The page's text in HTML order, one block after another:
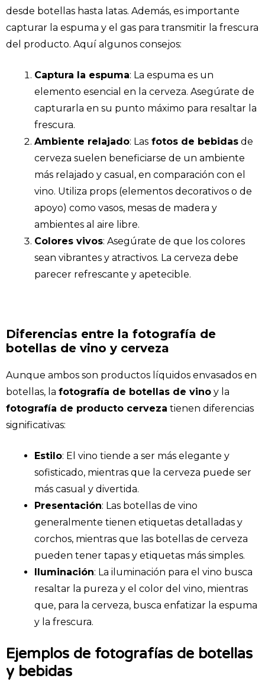
desde botellas hasta latas. Además, es importante
capturar la espuma y el gas para transmitir la frescura
del producto. Aquí algunos consejos:
Captura la espuma: La espuma es un
elemento esencial en la cerveza. Asegúrate de
capturarla en su punto máximo para resaltar la
frescura.
Ambiente relajado: Las fotos de bebidas de
cerveza suelen beneficiarse de un ambiente
más relajado y casual, en comparación con el
vino. Utiliza props (elementos decorativos o de
apoyo) como vasos, mesas de madera y
ambientes al aire libre.
Colores vivos: Asegúrate de que los colores
sean vibrantes y atractivos. La cerveza debe
parecer refrescante y apetecible.
Diferencias entre la fotografía de
botellas de vino y cerveza
Aunque ambos son productos líquidos envasados en
botellas, la fotografía de botellas de vino y la
fotografía de producto cerveza tienen diferencias
significativas:
Estilo: El vino tiende a ser más elegante y
sofisticado, mientras que la cerveza puede ser
más casual y divertida.
Presentación: Las botellas de vino
generalmente tienen etiquetas detalladas y
corchos, mientras que las botellas de cerveza
pueden tener tapas y etiquetas más simples.
Iluminación: La iluminación para el vino busca
resaltar la pureza y el color del vino, mientras
que, para la cerveza, busca enfatizar la espuma
y la frescura.
Ejemplos de fotografías de botellas
y bebidas